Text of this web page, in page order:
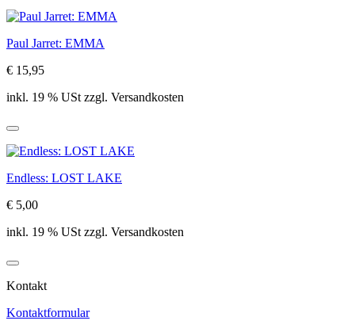
Paul Jarret: EMMA
€ 15,95
inkl. 19 % USt zzgl. Versandkosten
Endless: LOST LAKE
€ 5,00
inkl. 19 % USt zzgl. Versandkosten
Kontakt
Kontaktformular